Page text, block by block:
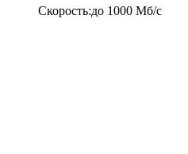
Скорость:до 1000 Мб/c